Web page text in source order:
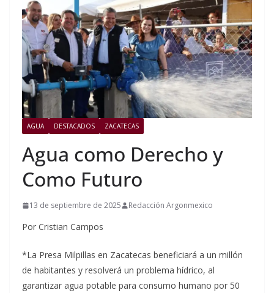
AGUA DESTACADOS ZACATECAS
Agua como Derecho y
Como Futuro
13 de septiembre de 2025 Redacción Argonmexico
Por Cristian Campos
*La Presa Milpillas en Zacatecas beneficiará a un millón
de habitantes y resolverá un problema hídrico, al
garantizar agua potable para consumo humano por 50